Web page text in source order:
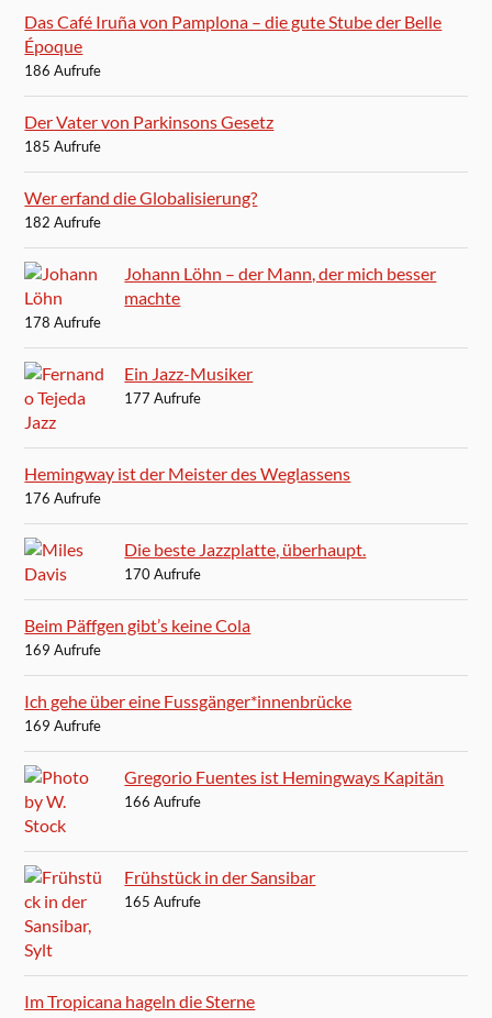
Das Café Iruña von Pamplona – die gute Stube der Belle
Époque
186 Aufrufe
Der Vater von Parkinsons Gesetz
185 Aufrufe
Wer erfand die Globalisierung?
182 Aufrufe
Johann Löhn – der Mann, der mich besser
machte
178 Aufrufe
Ein Jazz-Musiker
177 Aufrufe
Hemingway ist der Meister des Weglassens
176 Aufrufe
Die beste Jazzplatte, überhaupt.
170 Aufrufe
Beim Päffgen gibt’s keine Cola
169 Aufrufe
Ich gehe über eine Fussgänger*innenbrücke
169 Aufrufe
Gregorio Fuentes ist Hemingways Kapitän
166 Aufrufe
Frühstück in der Sansibar
165 Aufrufe
Im Tropicana hageln die Sterne